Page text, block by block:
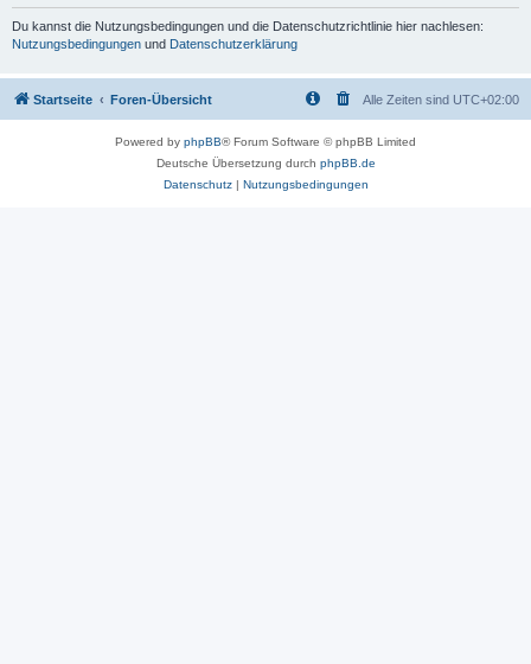
Du kannst die Nutzungsbedingungen und die Datenschutzrichtlinie hier nachlesen:
Nutzungsbedingungen und Datenschutzerklärung
Startseite Foren-Übersicht Alle Zeiten sind UTC+02:00
Powered by phpBB® Forum Software © phpBB Limited
Deutsche Übersetzung durch phpBB.de
Datenschutz| Nutzungsbedingungen